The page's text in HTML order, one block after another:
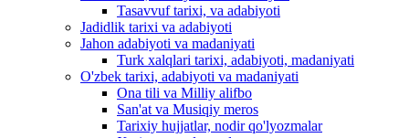
Tasavvuf tarixi, va adabiyoti
Jadidlik tarixi va adabiyoti
Jahon adabiyoti va madaniyati
Turk xalqlari tarixi, adabiyoti, madaniyati
O'zbek tarixi, adabiyoti va madaniyati
Ona tili va Milliy alifbo
San'at va Musiqiy meros
Tarixiy hujjatlar, nodir qo'lyozmalar